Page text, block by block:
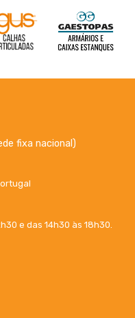
fixa nacional)
e das 14h30 às 18h30.